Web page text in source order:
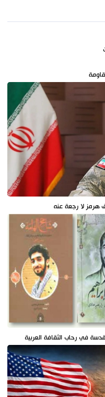
لا رجعة عنه
في رحاب الثقافة العربية